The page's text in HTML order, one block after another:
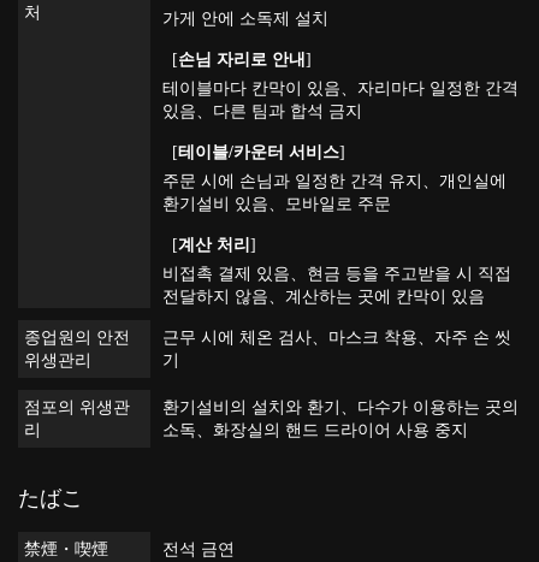
처
가게 안에 소독제 설치
[손님 자리로 안내 ]
테이블마다 칸막이 있음
자리마다 일정한 간격
있음
다른 팀과 합석 금지
[테이블/카운터 서비스]
주문 시에 손님과 일정한 간격 유지
개인실에
환기설비 있음
모바일로 주문
[계산 처리 ]
비접촉 결제 있음
현금 등을 주고받을 시 직접
전달하지 않음
계산하는 곳에 칸막이 있음
종업원의 안전
위생관리
근무 시에 체온 검사 마스크 착용
자주 손 씻
기
점포의 위생관
리
환기설비의 설치와 환기
다수가 이용하는 곳의
소독
화장실의 핸드 드라이어 사용 중지
たばこ
禁煙・喫煙
전석 금연